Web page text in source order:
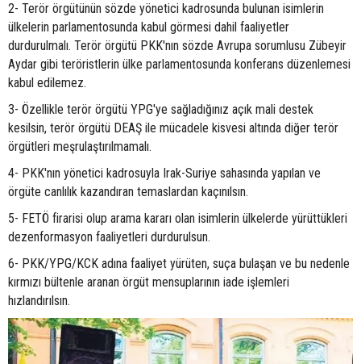
2- Terör örgütünün sözde yönetici kadrosunda bulunan isimlerin
ülkelerin parlamentosunda kabul görmesi dahil faaliyetler
durdurulmalı. Terör örgütü PKK'nın sözde Avrupa sorumlusu Zübeyir
Aydar gibi teröristlerin ülke parlamentosunda konferans düzenlemesi
kabul edilemez.
3- Özellikle terör örgütü YPG'ye sağladığınız açık mali destek
kesilsin, terör örgütü DEAŞ ile mücadele kisvesi altında diğer terör
örgütleri meşrulaştırılmamalı.
4- PKK'nın yönetici kadrosuyla Irak-Suriye sahasında yapılan ve
örgüte canlılık kazandıran temaslardan kaçınılsın.
5- FETÖ firarisi olup arama kararı olan isimlerin ülkelerde yürüttükleri
dezenformasyon faaliyetleri durdurulsun.
6- PKK/YPG/KCK adına faaliyet yürüten, suça bulaşan ve bu nedenle
kırmızı bültenle aranan örgüt mensuplarının iade işlemleri
hızlandırılsın.